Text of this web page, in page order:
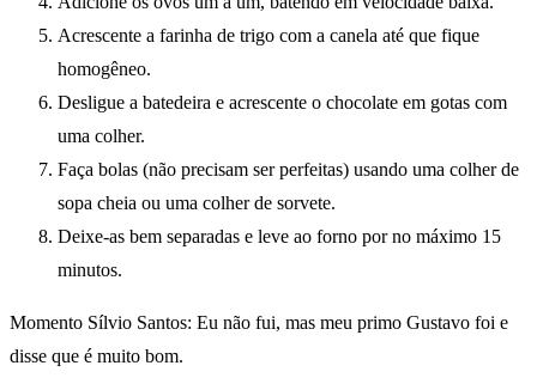
Acrescente a farinha de trigo com a canela até que fique
homogêneo.
Desligue a batedeira e acrescente o chocolate em gotas com
uma colher.
Faça bolas (não precisam ser perfeitas) usando uma colher de
sopa cheia ou uma colher de sorvete.
Deixe-as bem separadas e leve ao forno por no máximo 15
minutos.
Momento Sílvio Santos: Eu não fui, mas meu primo Gustavo foi e
disse que é muito bom.